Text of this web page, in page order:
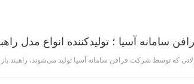
سامانه آسیا ؛ تولیدکننده انواع مدل
که توسط شرکت فرافن سامانه آسیا تولید می‌شوند، راهبند